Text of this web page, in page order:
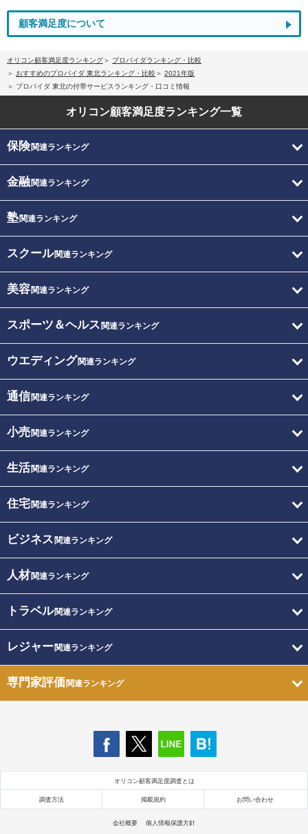
顧客満足度について
オリコン顧客満足度ランキング
プロバイダランキング・比較
おすすめのプロバイダ 東北ランキング・比較
2021年版
プロバイダ 東北の付帯サービスランキング・口コミ情報
オリコン顧客満足度ランキング一覧
保険関連ランキング
金融関連ランキング
塾関連ランキング
スクール関連ランキング
美容関連ランキング
スポーツ＆ヘルス 関連ランキング
ウエディング関連ランキング
通信関連ランキング
小売関連ランキング
生活関連ランキング
住宅関連ランキング
ビジネス 関連ランキング
人材関連ランキング
トラベル関連ランキング
レジャー関連ランキング
専門家評価関連ランキング
オリコン顧客満足度調査とは
調査方法 掲載規約 お問い合わせ
会社概要 個人情報保護方針